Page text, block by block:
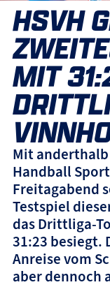
HSVH
MIT
Mit
Handball
Freitagabend
Testspiel
das Drittliga-
31:23 besiegt.
Anreise vom
aber dennoch